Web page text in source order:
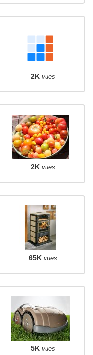
2K vues
2K vues
65K vues
5K vues